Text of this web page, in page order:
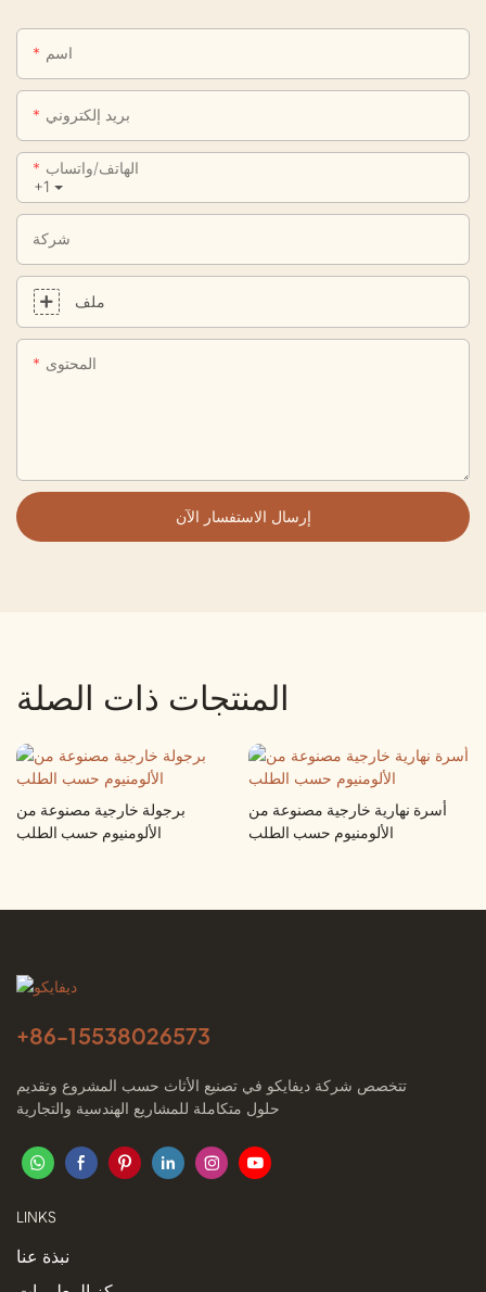
اسم
بريد إلكتروني
+1
الهاتف/واتساب
شركة
ملف
المحتوى
إرسال الاستفسار الآن
المنتجات ذات الصلة
برجولة خارجية مصنوعة من
الألومنيوم حسب الطلب
أسرة نهارية خارجية مصنوعة من
الألومنيوم حسب الطلب
+86-15538026573
تتخصص شركة ديفايكو في تصنيع الأثاث حسب المشروع وتقديم
حلول متكاملة للمشاريع الهندسية والتجارية
LINKS
نبذة عنا